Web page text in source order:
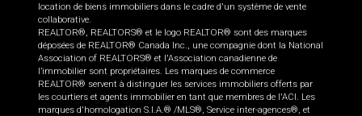
location de biens immobiliers dans le cadre d'un système de vente
collaborative.
REALTOR®, REALTORS® et le logo REALTOR® sont des marques
déposées de REALTOR® Canada Inc., une compagnie dont la National
Association of REALTORS® et l'Association canadienne de
l’immobilier sont propriétaires. Les marques de commerce
REALTOR® servent à distinguer les services immobiliers offerts par
les courtiers et agents immobilier en tant que membres de l'ACI. Les
marques d'homologation S.I.A.® /MLS®, Service inter-agences®, et